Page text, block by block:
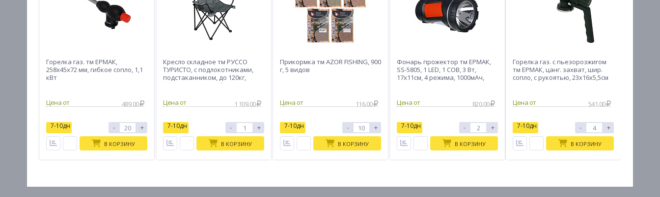
Горелка газ. тм ЕРМАК,
258х45х72 мм, гибкое сопло, 1,1
кВт
489.00
7-10дн - +
В КОРЗИНУ
Кресло складное тм РУССО
ТУРИСТО, с подлокотниками,
подстаканником, до 120кг,
50х50х80см,сталь d16мм
1 109.00
7-10дн - +
В КОРЗИНУ
Прикормка тм AZOR FISHING, 900
г, 5 видов
116.00
7-10дн - +
В КОРЗИНУ
Фонарь прожектор тм ЕРМАК,
SS-5805, 1 LED, 1 СОВ, 3 Вт,
17х11см, 4 режима, 1000мАч,
820.00
7-10дн - +
В КОРЗИНУ
Горелка газ. с пьезорозжигом
тм ЕРМАК, цанг. захват, шир.
сопло, с рукоятью, 23х16х5,5см
541.00
7-10дн - +
В КОРЗИНУ